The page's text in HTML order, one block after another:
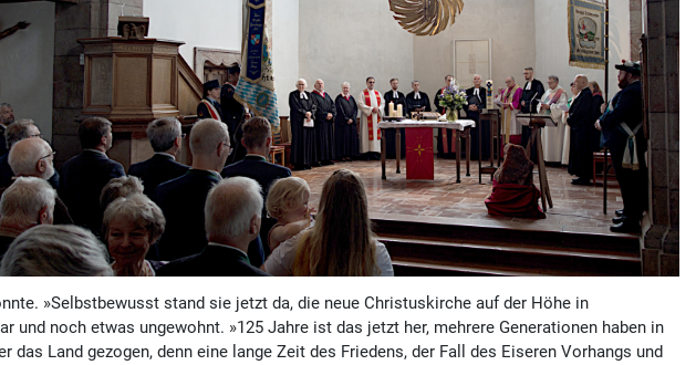
»Selbstbewusst stand sie jetzt da, die neue Christuskirche auf der Höhe in
und noch etwas ungewohnt. »125 Jahre ist das jetzt her, mehrere Generationen haben in
Land gezogen, denn eine lange Zeit des Friedens, der Fall des Eiseren Vorhangs und